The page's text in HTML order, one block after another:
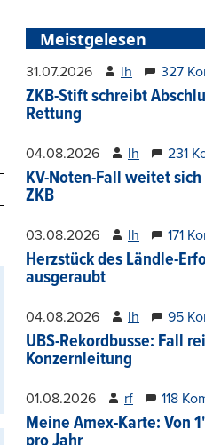
Meistgelesen
31.07.2026 lh 327
ZKB-Stift schreibt
Rettung
04.08.2026 lh 231
KV-Noten-Fall weitet
ZKB
03.08.2026 lh 171
Herzstück des Ländle-
ausgeraubt
04.08.2026 lh 95
UBS-Rekordbusse: Fall
Konzernleitung
01.08.2026 rf 118
Meine Amex-Karte: Von